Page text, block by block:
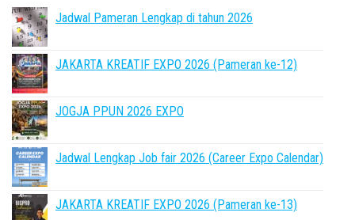
Jadwal Pameran Lengkap di tahun 2026
JAKARTA KREATIF EXPO 2026 (Pameran ke-12)
JOGJA PPUN 2026 EXPO
Jadwal Lengkap Job fair 2026 (Career Expo Calendar)
JAKARTA KREATIF EXPO 2026 (Pameran ke-13)